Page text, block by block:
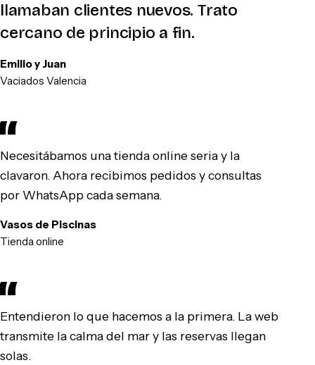
llamaban clientes nuevos. Trato
cercano de principio a fin.
Emilio y Juan
Vaciados Valencia
Necesitábamos una tienda online seria y la
clavaron. Ahora recibimos pedidos y consultas
por WhatsApp cada semana.
Vasos de Piscinas
Tienda online
Entendieron lo que hacemos a la primera. La web
transmite la calma del mar y las reservas llegan
solas.